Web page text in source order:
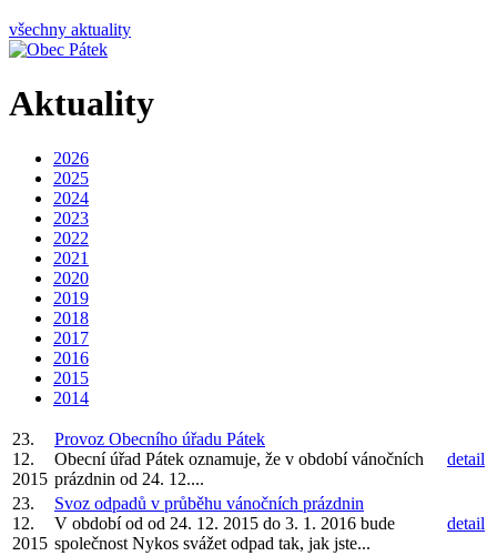
všechny aktuality
Aktuality
2026
2025
2024
2023
2022
2021
2020
2019
2018
2017
2016
2015
2014
23.
12.
2015
Provoz Obecního úřadu Pátek
Obecní úřad Pátek oznamuje, že v období vánočních
prázdnin od 24. 12....
detail
23.
12.
2015
Svoz odpadů v průběhu vánočních prázdnin
V období od od 24. 12. 2015 do 3. 1. 2016 bude
společnost Nykos svážet odpad tak, jak jste...
detail